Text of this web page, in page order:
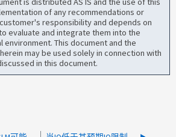
of any recommendations or
responsibility and depends on
evaluate and integrate them into the
This document and the
may be used solely in connection with
in this document.